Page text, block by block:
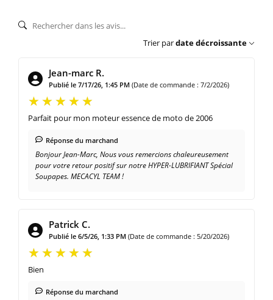
Trier pardate décroissante
Jean-marc R.
Publié le 7/17/26, 1:45 PM (Date de commande : 7/2/2026)
Parfait pour mon moteur essence de moto de 2006
Réponse du marchand
Bonjour Jean-Marc, Nous vous remercions chaleureusement
pour votre retour positif sur notre HYPER-LUBRIFIANT Spécial
Soupapes. MECACYL TEAM !
Patrick C.
Publié le 6/5/26, 1:33 PM (Date de commande : 5/20/2026)
Bien
Réponse du marchand